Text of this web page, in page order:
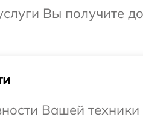
Вы получите
Вашей